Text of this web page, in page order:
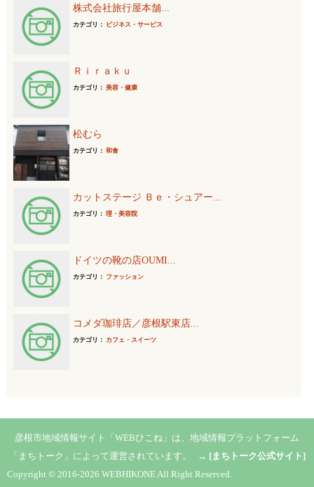
株式会社旅行屋本舗...
カテゴリ： ビジネス・サービス
Ｒｉｒａｋｕ
カテゴリ： 美容・健康
松むら
カテゴリ： 和食
カットステージ Ｂｅ・シュアー...
カテゴリ： 理・美容院
ドイツの靴の店OUMI...
カテゴリ： ファッション
コメダ珈琲店／彦根駅東店...
カテゴリ： カフェ・スイーツ
彦根市地域情報サイト「WEBひこね」は、地域情報プラットフォーム
「まちトーク」によって運営されています。 → [まちトーク公式サイト]
Copyright © 2016-2026 WEBHIKONE All Right Reserved.